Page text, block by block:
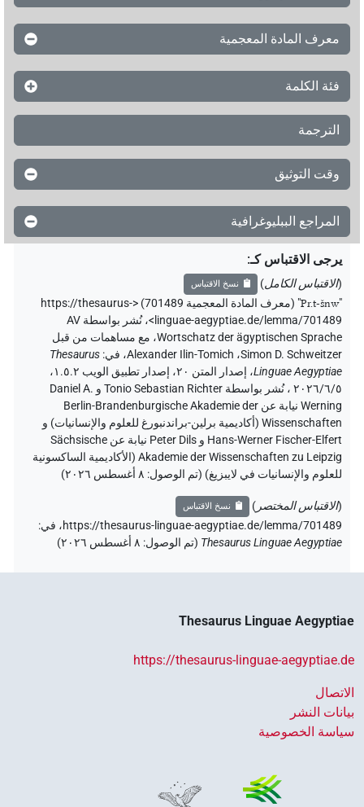
معرف المادة المعجمية
فئة الكلمة
الترجمة
وقت التوثيق
المراجع الببليوغرافية
يرجى الاقتباس كـ:
(الاقتباس الكامل) نسخ الاقتباس
"
Pr.t-šnw
"
(معرف المادة المعجمية 701489) <https://thesaurus-
linguae-aegyptiae.de/lemma/701489>
،
نُشر بواسطة AV
Wortschatz der ägyptischen Sprache، مع مساهمات من قبل
Simon D. Schweitzer، Alexander Ilin-Tomich، في:
Thesaurus
Linguae Aegyptiae،
إصدار المتن ٢٠، إصدار تطبيق الويب ۱.٥.٢،
٢٠٢٦/٦/٥ ، نُشر بواسطة Tonio Sebastian Richter و Daniel A.
Werning نيابة عن Berlin-Brandenburgische Akademie der
Wissenschaften (أكاديمية برلين-براندنبورغ للعلوم والإنسانيات) و
Hans-Werner Fischer-Elfert و Peter Dils نيابة عن Sächsische
Akademie der Wissenschaften zu Leipzig (الأكاديمية الساكسونية
للعلوم والإنسانيات في لايبزيغ) (تم الوصول: ٨ أغسطس ٢٠٢٦ )
(الاقتباس المختصر ) نسخ الاقتباس
https://thesaurus-linguae-aegyptiae.de/lemma/701489، في:
Thesaurus Linguae Aegyptiae
(تم الوصول: ٨ أغسطس ٢٠٢٦ )
Thesaurus Linguae Aegyptiae
https://thesaurus-linguae-aegyptiae.de
الاتصال
بيانات النشر
سياسة الخصوصية